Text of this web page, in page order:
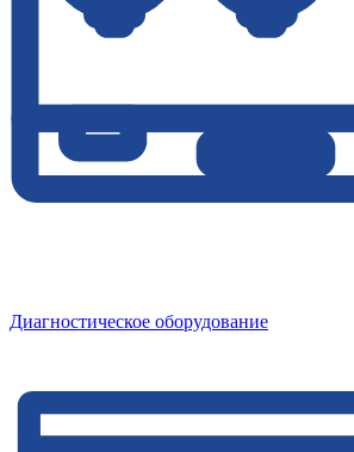
Диагностическое оборудование